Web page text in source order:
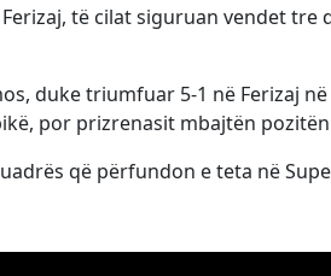
, të cilat siguruan vendet tre
duke triumfuar 5-1 në Ferizaj
por prizrenasit mbajtën
që përfundon e teta në